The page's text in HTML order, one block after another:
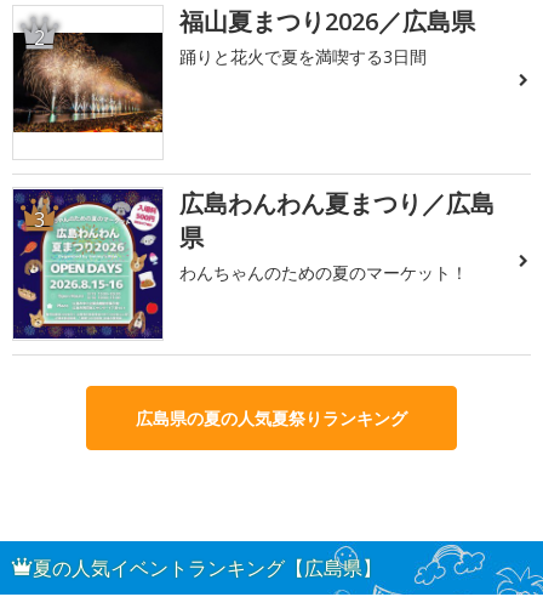
2 福山夏まつり2026／広島県
踊りと花火で夏を満喫する3日間
3
広島わんわん夏まつり／広島
県
わんちゃんのための夏のマーケット！
広島県の夏の人気夏祭りランキング
夏の人気イベントランキング【広島県】